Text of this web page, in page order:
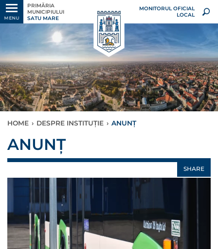
MENU
PRIMĂRIA
MUNICIPIULUI
SATU MARE
MONITORUL OFICIAL
LOCAL
HOME › DESPRE INSTITUȚIE › ANUNȚ
ANUNȚ
SHARE